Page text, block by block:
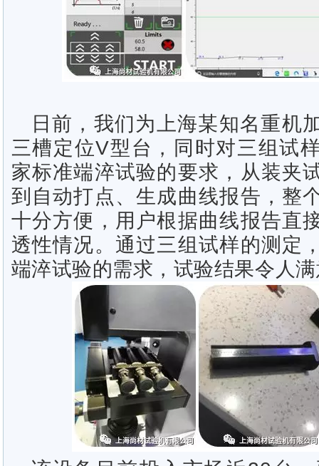
日前，我们为上海某知名重机
三槽定位V型台，同时对三组试
家标准端淬试验的要求，从装夹
到自动打点、生成曲线报告，整
十分方便，用户根据曲线报告直
透性情况。通过三组试样的测定
端淬试验的需求，试验结果令人